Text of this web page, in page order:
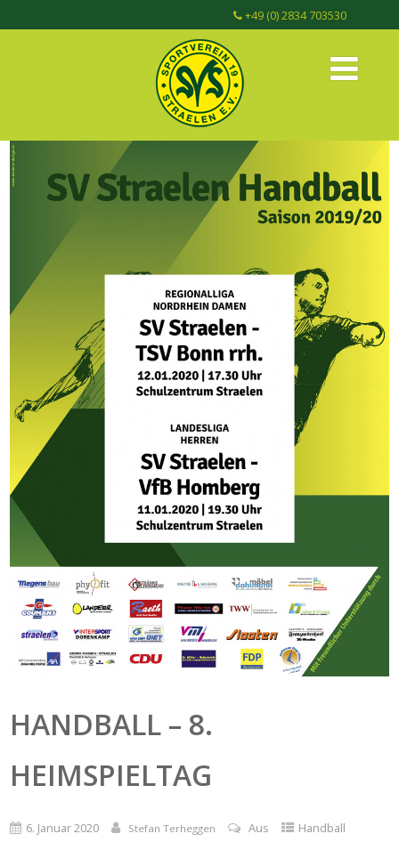
+49 (0) 2834 703530
HANDBALL – 8.
HEIMSPIELTAG
6. Januar 2020 Stefan Terheggen Aus Handball